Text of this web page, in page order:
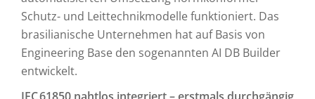
Schutz- und Leittechnikmodelle funktioniert. Das
brasilianische Unternehmen hat auf Basis von
Engineering Base den sogenannten AI DB Builder
entwickelt.